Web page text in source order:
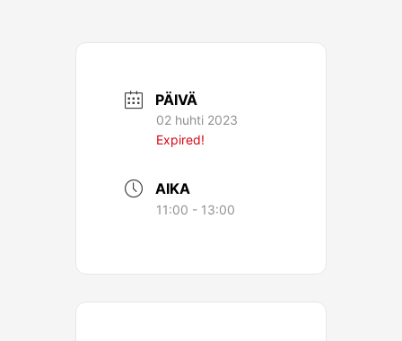
PÄIVÄ
02 huhti 2023
Expired!
AIKA
11:00 - 13:00